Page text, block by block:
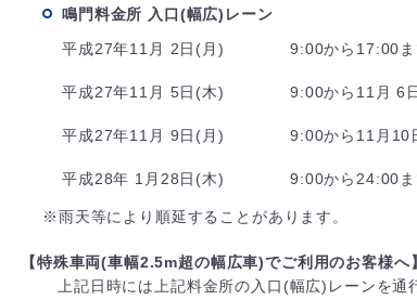
鳴門料金所 入口(幅広)レーン
平成27年11月 2日(月)
9:00から17:00
平成27年11月 5日(木) 9:00から11月 6
平成27年11月 9日(月) 9:00から11月10
平成28年 1月28日(木) 9:00から24:00
※雨天等により順延することがあります。
【特殊車両(車幅2.5m超の幅広車)でご利用のお客様へ】
上記日時には上記料金所の入口(幅広)レーンを